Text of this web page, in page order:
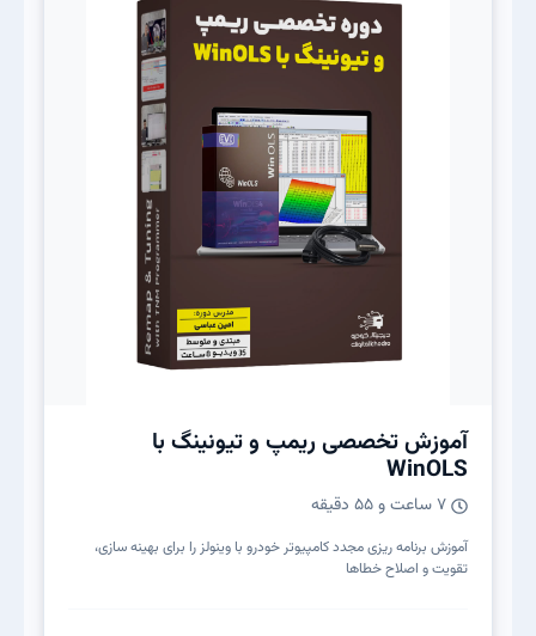
آموزش تخصصی ریمپ و تیونینگ با
WinOLS
۷ ساعت و ۵۵ دقیقه
آموزش برنامه ریزی مجدد کامپیوتر خودرو با وینولز را برای بهینه سازی،
تقویت و اصلاح خطاها